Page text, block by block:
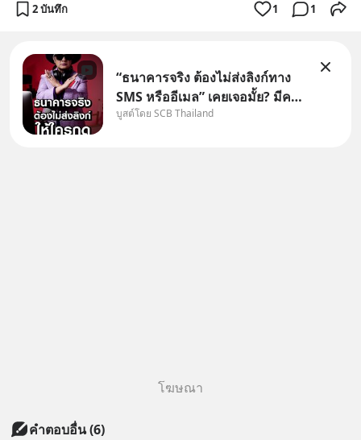
2 บันทึก 1 1
“ธนาคารจริง ต้องไม่ส่งลิงก์ทาง
SMS หรืออีเมล” เคยเจอมั้ย? มีคน
อ้างว่าโทรจากธนาคาร บอกว่า
บูสต์โดย SCB Thailand
โฆษณา
คำตอบอื่น(6)